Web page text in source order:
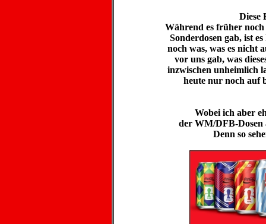
Diese
Während es früher
Sonderdosen gab, ist
noch was, was es nicht
vor uns gab, was
inzwischen unheimlich
heute nur noch auf
Wobei ich aber
der WM/DFB-Dosen
Denn so